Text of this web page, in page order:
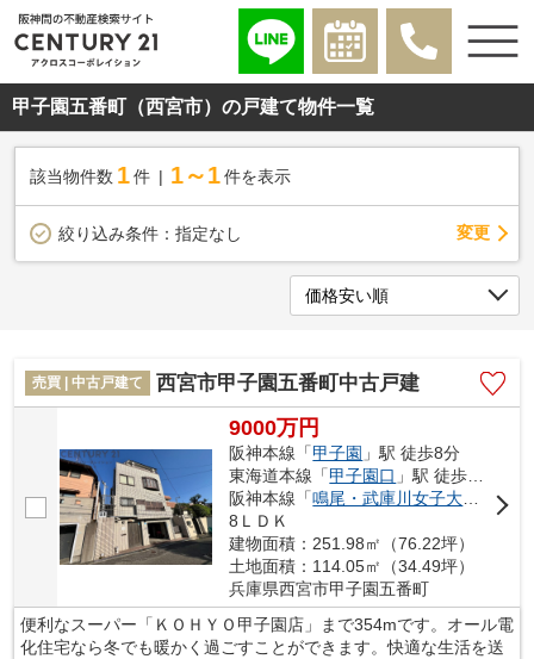
甲子園五番町（西宮市）の戸建て物件一覧
該当物件数 1件 1～1 件を表示
絞り込み条件： 指定なし 変更
売買 | 中古戸建て 西宮市甲子園五番町中古戸建
9000万円
阪神本線「甲子園 」駅 徒歩8分
東海道本線「甲子園口 」駅 徒歩21分
阪神本線「鳴尾・武庫川女子大前
」駅
8ＬＤＫ
建物面積：251.98㎡（76.22坪）
土地面積：114.05㎡（34.49坪）
兵庫県西宮市甲子園五番町
便利なスーパー「ＫＯＨＹＯ甲子園店」まで354mです。オール電
化住宅なら冬でも暖かく過ごすことができます。快適な生活を送